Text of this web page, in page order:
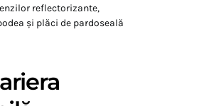
reflectorizante,
și plăci de pardoseală